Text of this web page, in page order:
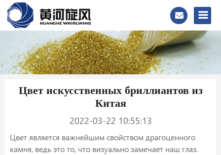
Цвет искусственных бриллиантов из
Китая
2022-03-22 10:55:13
Цвет является важнейшим свойством драгоценного
камня, ведь это то, что визуально замечает наш глаз.